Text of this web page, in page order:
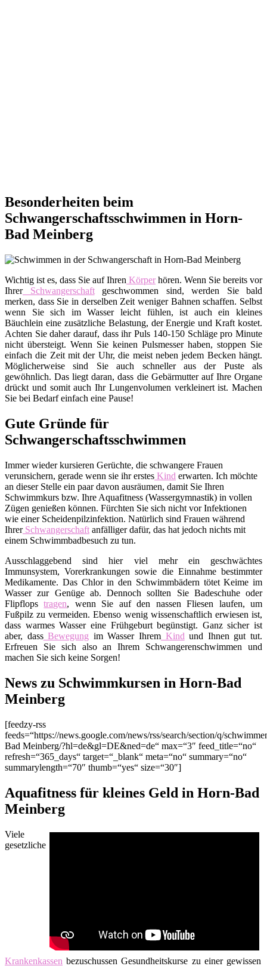
Besonderheiten beim
Schwangerschaftsschwimmen in Horn-
Bad Meinberg
Wichtig ist es, dass Sie auf Ihren Körperhören. Wenn Sie bereits vor
IhrerSchwangerschaftgeschwommen sind, werden Sie bald
merken, dass Sie in derselben Zeit weniger Bahnen schaffen. Selbst
wenn Sie sich im Wasser leicht fühlen, ist auch ein kleines
Bäuchlein eine zusätzliche Belastung, der Energie und Kraft kostet.
Achten Sie daher darauf, dass ihr Puls 140-150 Schläge pro Minute
nicht übersteigt. Wenn Sie keinen Pulsmesser haben, stoppen Sie
einfach die Zeit mit der Uhr, die meist neben jedem Becken hängt.
Möglicherweise sind Sie auch schneller aus der Puste als
gewöhnlich. Das liegt daran, dass die Gebärmutter auf Ihre Organe
drückt und somit auch Ihr Lungenvolumen verkleinert ist. Machen
Sie bei Bedarf einfach eine Pause!
Gute Gründe für
Schwangerschaftsschwimmen
Immer wieder kursieren Gerüchte, die schwangere Frauen
verunsichern, gerade wenn sie ihr erstes Kind erwarten. Ich möchte
an dieser Stelle ein paar davon ausräumen, damit Sie Ihren
Schwimmkurs bzw. Ihre Aquafitness (Wassergymnastik) in vollen
Zügen genießen können. Fürchten Sie sich nicht vor Infektionen
wie einer Scheidenpilzinfektion. Natürlich sind Frauen während
IhrerSchwangerschaft anfälliger dafür, das hat jedoch nichts mit
einem Schwimmbadbesuch zu tun.
Ausschlaggebend sind hier viel mehr ein geschwächtes
Immunsystem, Vorerkrankungen sowie die Einnahme bestimmter
Medikamente. Das Chlor in den Schwimmbädern tötet Keime im
Wasser zur Genüge ab. Dennoch sollten Sie Badeschuhe oder
Flipflopstragen, wenn Sie auf den nassen Fliesen laufen, um
Fußpilz zu vermeiden. Ebenso wenig wissenschaftlich erwiesen ist,
dass warmes Wasser eine Frühgeburt begünstigt. Ganz sicher ist
aber, dassBewegung im Wasser Ihrem Kind und Ihnen gut tut.
Erfreuen Sie sich also an Ihrem Schwangerenschwimmen und
machen Sie sich keine Sorgen!
News zu Schwimmkursen in Horn-Bad
Meinberg
[feedzy-rss
feeds=“https://news.google.com/news/rss/search/section/q/
Bad Meinberg/?hl=de&gl=DE&ned=de“ max=“3″ feed_title=“no“
refresh=“365_days“ target=“_blank“ meta=“no“ summary=“no“
summarylength=“70″ thumb=“yes“ size=“30″]
Aquafitness für kleines Geld in Horn-Bad
Meinberg
Viele
gesetzliche
Krankenkassen bezuschussen Gesundheitskurse zu einer gewissen